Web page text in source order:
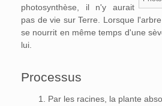
photosynthèse, il n'y aurait
pas de vie sur Terre. Lorsque
se nourrit en même temps d'une
lui.
Processus
Par les racines, la plante